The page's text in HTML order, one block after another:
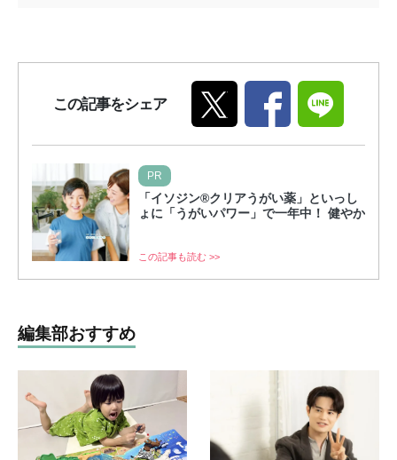
この記事をシェア
PR
「イソジン®クリアうがい薬」といっし
ょに「うがいパワー」で一年中！ 健やか
この記事も読む >>
編集部おすすめ